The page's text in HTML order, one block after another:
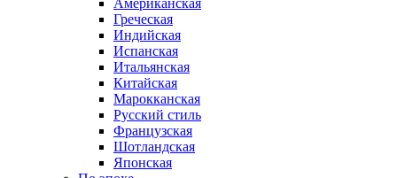
Американская
Греческая
Индийская
Испанская
Итальянская
Китайская
Марокканская
Русский стиль
Французская
Шотландская
Японская